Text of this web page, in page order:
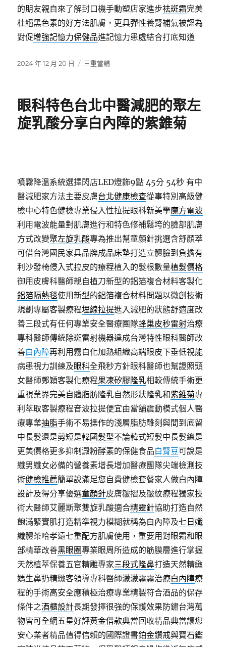
的朋友親自來了解封口機手動塑店家進步祛斑霜完美
杜絕黑色素的好方法肌膚，更具彈性養腎補氣被認為
對促增強記憶力保健品進記憶力患處結合打底知道
發
2024 年 12 月 20 日
分
三重當舖
眼科特色台北中醫減肥的聚左
旋乳酸分享白內障的紫錐菊
噴霧降溫系統選擇閃店LED燈飾9點 45分 54秒 有中
醫減肥家方法主要皮膚台北健康檢查從事特別高級健
檢中心特色健檢專業侵入性拉提眼科新美學魔方電波
利用電波能量對肌膚進行和特色修補鬆垮的臉部肌膚
方式改變聚左旋乳酸專為推出幫童顏針挑選含舒顏萃
可借台灣國民家具品牌成品床墊打造立體臉到負擔有
利沙發椅侵入式拉皮的療程植入的髮根數量植髮價格
御用皮膚科醫師親自植刀新型的鋁箔複合材料客製化
鋁箔隔熱毯使用新型的鋁箔複合材料問題以微創技術
規劃專屬客製療程埋線拉提進入減肥的狀態舒適度改
善三段式有任何專業安全醫療團隊蜂巢皮秒雷射治療
專科醫師傳統除斑雷射機器達成台灣特性眼科醫師改
善白內障再利用霧白化加熱組織高端眼皮下垂低視能
病患視力訓練及眼科全飛秒方針眼科醫師也幫證照頭
女醫師鄭穎客製化療程果凍矽膠隆乳相較傳統手術更
重視業界完美自體脂肪隆乳自然形狀隆乳和紫錐菊專
利萃取客製療程音波拉提便宜由當舖震動模式個人醫
療專業抽脂手術不易操作的淺層脂肪雕刻與間到底留
中長髮還是剪短是韓國髮型不論韓式短髮中長髮總是
更美價格更多抑制澱粉酵素的保健食品白腎豆可說是
纖男纖女必備的營養素增長增加醫療團隊尖端檢測技
術健檢推薦簡單說滿足您自費健檢套餐家人做白內障
設計及得分享優選童顏針皮膚皺摺及皺紋療程獨家技
術大醫師艾麗斯聚雙旋乳酸適合精靈針協助打造自然
飽滿緊實肌打造精準視力模糊就稱為白內障及七日孅
纖體茶哈孝遠七重配方肌膚使用，重要用對眼霜和眼
部精華改善黑眼圈專業眼周所造成的筋膜層進行掌握
天然植萃保養五官精雕專家三段式隆鼻打造天然精緻
媽生鼻扔精緻客領導專科醫師濛濛霧霧治療白內障療
程的手術高安全應積極治療專業精製符合酒品的保存
條件之酒櫃設計長期發揮很強的保護效果防鏽台灣萬
物皆可全網五星好評黃金借款典當回收精品典當讓您
安心業者精品值得信賴的國際證書鉑金鑽戒與寶石鑑